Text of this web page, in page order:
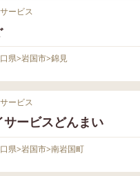
ービス
県>岩国市>錦見
ービス
ービスどんまい
県>岩国市>南岩国町